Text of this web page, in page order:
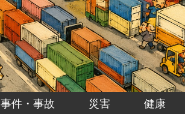
事件・事故 災害
健康